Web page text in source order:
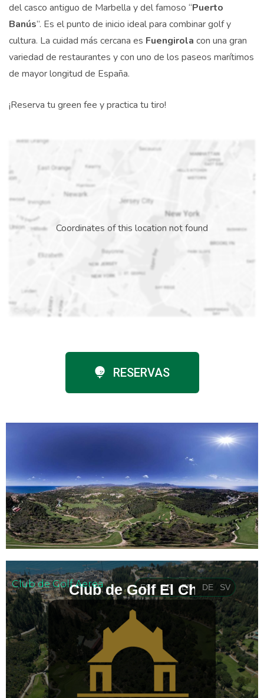
del casco antiguo de Marbella y del famoso “Puerto
Banús”. Es el punto de inicio ideal para combinar golf y
cultura. La cuidad más cercana es Fuengirola con una gran
variedad de restaurantes y con uno de los paseos marítimos
de mayor longitud de España.
¡Reserva tu green fee y practica tu tiro!
Coordinates of this location not found
RESERVAS